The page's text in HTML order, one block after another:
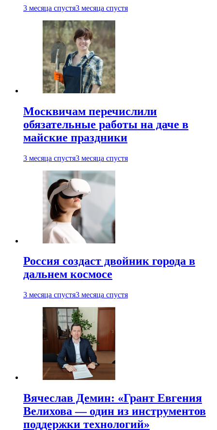
3 месяца спустя3 месяца спустя
Москвичам перечислили
обязательные работы на даче в
майские праздники
3 месяца спустя3 месяца спустя
Россия создаст двойник города в
дальнем космосе
3 месяца спустя3 месяца спустя
Вячеслав Демин: «Грант Евгения
Велихова — один из инструментов
поддержки технологий»